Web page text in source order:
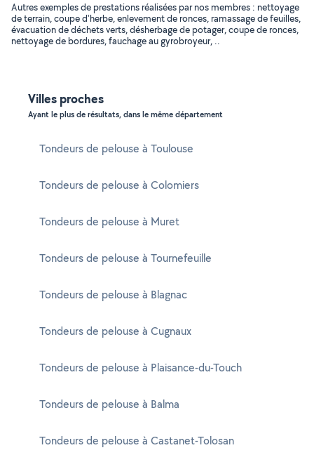
Autres exemples de prestations réalisées par nos membres : nettoyage
de terrain, coupe d'herbe, enlevement de ronces, ramassage de feuilles,
évacuation de déchets verts, désherbage de potager, coupe de ronces,
nettoyage de bordures, fauchage au gyrobroyeur, ..
Villes proches
Ayant le plus de résultats, dans le même département
Tondeurs de pelouse à Toulouse
Tondeurs de pelouse à Colomiers
Tondeurs de pelouse à Muret
Tondeurs de pelouse à Tournefeuille
Tondeurs de pelouse à Blagnac
Tondeurs de pelouse à Cugnaux
Tondeurs de pelouse à Plaisance-du-Touch
Tondeurs de pelouse à Balma
Tondeurs de pelouse à Castanet-Tolosan